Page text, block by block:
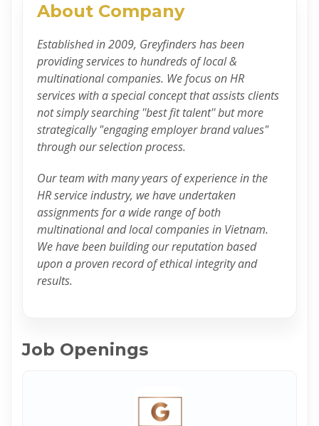
About Company
Established in 2009, Greyfinders has been
providing services to hundreds of local &
multinational companies. We focus on HR
services with a special concept that assists clients
not simply searching ''best fit talent'' but more
strategically "engaging employer brand values"
through our selection process.
Our team with many years of experience in the
HR service industry, we have undertaken
assignments for a wide range of both
multinational and local companies in Vietnam.
We have been building our reputation based
upon a proven record of ethical integrity and
results.
Job Openings